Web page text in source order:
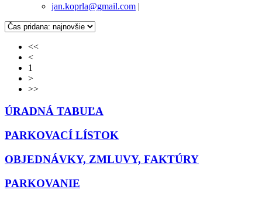
jan.koprla@gmail.com |
<<
<
1
>
>>
ÚRADNÁ TABUĽA
PARKOVACÍ LÍSTOK
OBJEDNÁVKY, ZMLUVY, FAKTÚRY
PARKOVANIE